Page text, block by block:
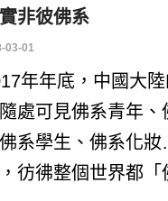
非彼佛系
03-01
年年底，中國大
處可見佛系青年
系學生、佛系化
彷彿整個世界都「